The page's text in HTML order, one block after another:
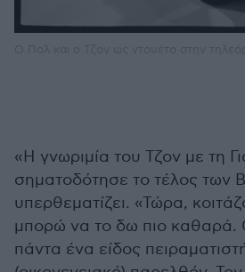
«Η γνωριμία του Τζον με τη
σηματοδότησε το τέλος των
υπερθεματίζει. «Τώρα,
μπορώ να το δω πιο καθαρά.
πάντα ένα είδος